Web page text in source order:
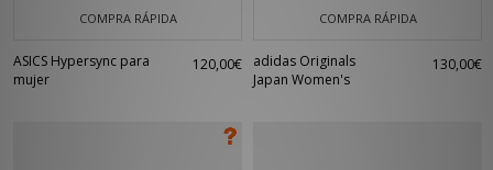
COMPRA RÁPIDA
ASICS Hypersync para
mujer
120,00€
COMPRA RÁPIDA
adidas Originals
Japan Women's
130,00€